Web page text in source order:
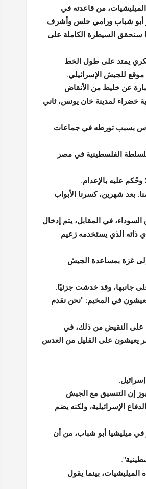
من قاعدته في
أبو شباب ورامي حلس وأشرف
سنحقق السيطرة الكاملة على
يمتد على طول الخط
عن خليط من الأنقاض
خضراء لمدينة خان يونس، ثاني
إلى الفرار في عام 2010 بعد أن طاردته حماس بسبب تورطه في جماعات
الفلسطينية في مصر
بعد شهرين، كسرنا الأبواب
في المقابل، يتم إدخال
ذاته الذي يستخدمه زعيم
غزة بمساعدة الجيش
جانبها، وقد خدشت جزئيًا.
يعيشون في المخيم: "نحن نقدم
على النقيض من ذلك، في
يعيشون على القليل من العدس
إن التنسيق مع الجيش
الإسرائيلية، ولكنه يضم
في ميليشيا أبو شباب، من أن
بينما يقول